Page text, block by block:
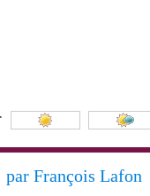
par François Lafon